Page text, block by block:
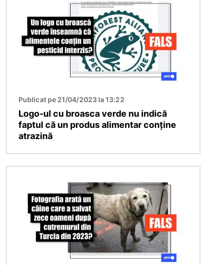
Publicat pe 21/04/2023 la 13:22
Logo-ul cu broasca verde nu indică
faptul că un produs alimentar conține
atrazină